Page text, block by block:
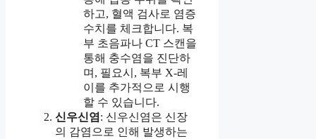
하고, 혈액 검사로 염증
수치를 체크합니다. 복
부 초음파나 CT 스캔을
통해 충수염을 진단하
며, 필요시, 복부 X-레
이를 추가적으로 시행
할 수 있습니다.
신우신염 : 신우신염은 신장
의 감염으로 인해 발생하는